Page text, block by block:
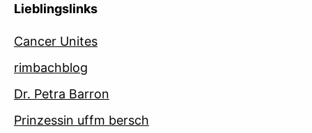
Lieblingslinks
Cancer Unites
rimbachblog
Dr. Petra Barron
Prinzessin uffm bersch